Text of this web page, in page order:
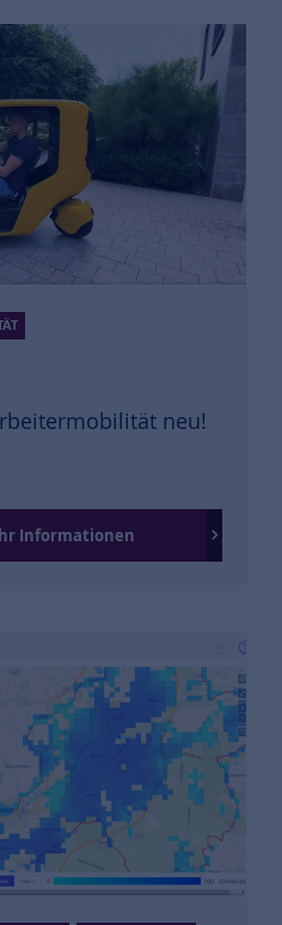
neu!
Informationen